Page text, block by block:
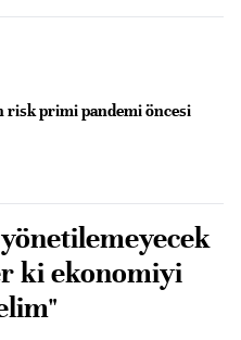
risk primi pandemi öncesi
ki ekonomiyi